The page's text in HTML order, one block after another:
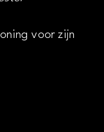
voor zijn